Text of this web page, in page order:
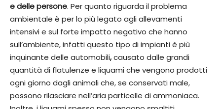
e delle persone. Per quanto riguarda il problema
ambientale è per lo più legato agli allevamenti
intensivi e sul forte impatto negativo che hanno
sull’ambiente, infatti questo tipo di impianti è più
inquinante delle automobili,causato dalle grandi
quantità di flatulenze e liquami che vengono prodotti
ogni giorno dagli animali che, se conservati male,
possono rilasciare nell’aria particelle di ammoniaca.